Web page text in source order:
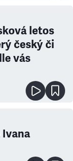
letos
český či
vás